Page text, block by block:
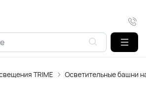
TRIME Осветительные башни